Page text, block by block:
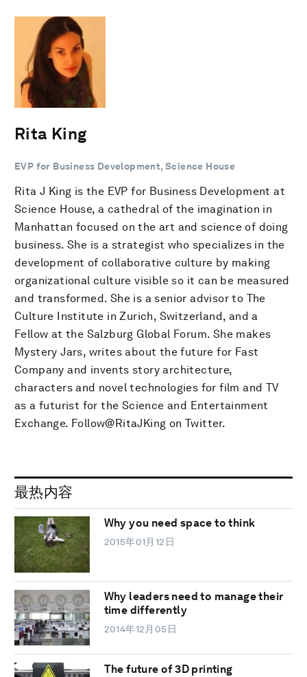
Rita King
EVP for Business Development, Science House
Rita J King is the EVP for Business Development at
Science House, a cathedral of the imagination in
Manhattan focused on the art and science of doing
business. She is a strategist who specializes in the
development of collaborative culture by making
organizational culture visible so it can be measured
and transformed. She is a senior advisor to The
Culture Institute in Zurich, Switzerland, and a
Fellow at the Salzburg Global Forum. She makes
Mystery Jars, writes about the future for Fast
Company and invents story architecture,
characters and novel technologies for film and TV
as a futurist for the Science and Entertainment
Exchange. Follow@RitaJKing on Twitter.
最热内容
Why you need space to think
2015年01月12日
Why leaders need to manage their
time differently
2014年12月05日
The future of 3D printing